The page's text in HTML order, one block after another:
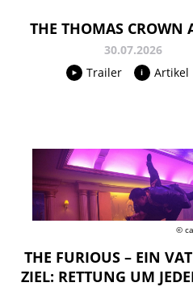
THE THOMAS CROWN
30.07.2026
Trailer
Artikel
©
THE FURIOUS – EIN
ZIEL: RETTUNG UM